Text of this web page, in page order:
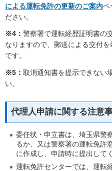
による運転免許の更新のご案内ペ
ださい。
※4： 警察署で運転経歴証明書の
なりますので、郵送による交付
です。
※5： 取消通知書を提示できない
い。
代理人申請に関する注意
委任状・申立書は、埼玉県警
るか、又は警察署の運転免許
に作成し、申請時に提出して
運転免許センターでは、運転